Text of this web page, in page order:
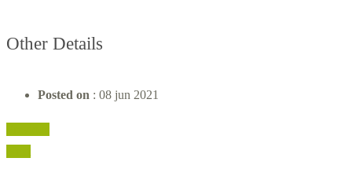
Other Details
Posted on : 08 jun 2021